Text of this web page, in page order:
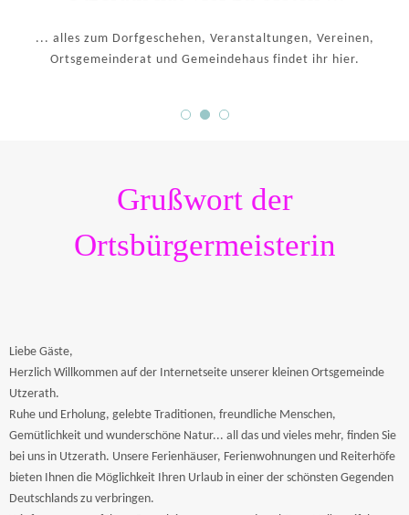
... alles zum Dorfgeschehen, Veranstaltungen, Vereinen,
Ortsgemeinderat und Gemeindehaus findet ihr hier.
Grußwort der
Ortsbürgermeisterin
Liebe Gäste,
Herzlich Willkommen auf der Internetseite unserer kleinen Ortsgemeinde
Utzerath.
Ruhe und Erholung, gelebte Traditionen, freundliche Menschen,
Gemütlichkeit und wunderschöne Natur... all das und vieles mehr, finden Sie
bei uns in Utzerath. Unsere Ferienhäuser, Ferienwohnungen und Reiterhöfe
bieten Ihnen die Möglichkeit Ihren Urlaub in einer der schönsten Gegenden
Deutschlands zu verbringen.